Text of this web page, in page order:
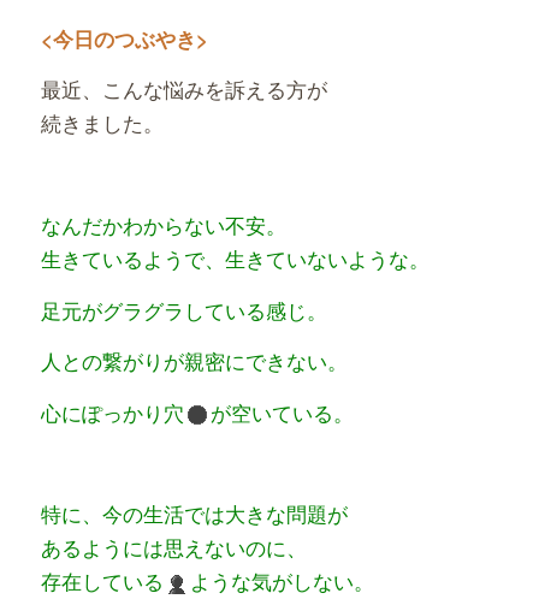
<今日のつぶやき>
最近、こんな悩みを訴える方が
続きました。
なんだかわからない不安。
生きているようで、生きていないような。
足元がグラグラしている感じ。
人との繋がりが親密にできない。
心にぽっかり穴
が空いている。
特に、今の生活では大きな問題が
あるようには思えないのに、
存在している
ような気がしない。